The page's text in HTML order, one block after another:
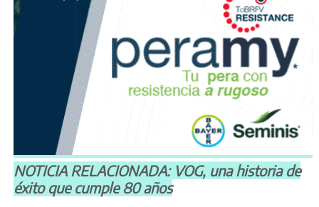
NOTICIA RELACIONADA: VOG, una historia de
éxito que cumple 80 años